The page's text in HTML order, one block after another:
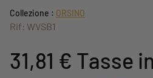
Collezione : ORSINO
Rif: WVSB1
31,81 € Tasse